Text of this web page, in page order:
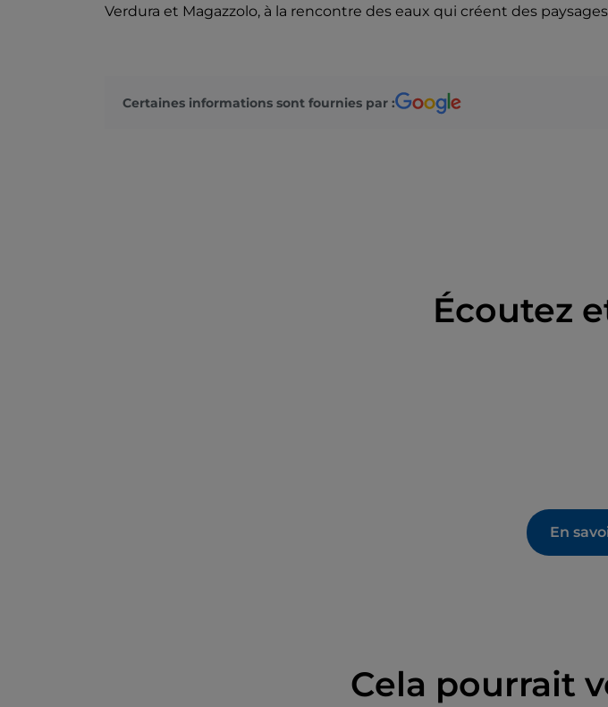
Verdura et Magazzolo, à la rencontre des eaux qui créent des
Certaines informations sont fournies par :
Écoutez
En
Cela pourrait